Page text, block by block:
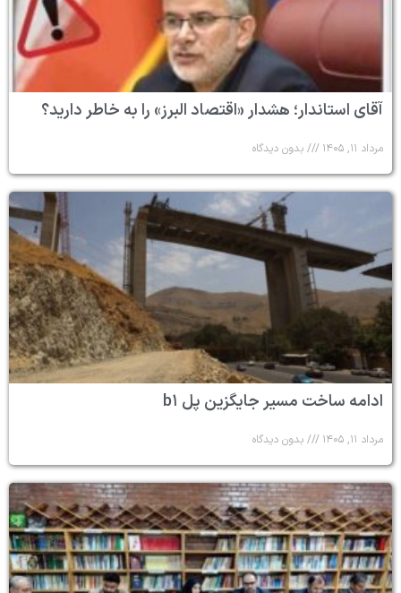
آقای استاندار؛ هشدار «اقتصاد البرز» را به خاطر دارید؟
مرداد ۱۱, ۱۴۰۵ بدون دیدگاه
ادامه ساخت مسیر جایگزین پل b۱
مرداد ۱۱, ۱۴۰۵ بدون دیدگاه